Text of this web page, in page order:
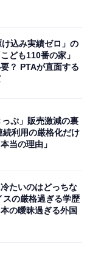
ニュース」の記
ただけます。
込み実績ゼロ」の
ども110番の家」
？ PTAが直面する
っぷ」販売激減の裏
続利用の厳格化だけ
当の理由」
冷たいのはどっちな
スの厳格過ぎる学歴
の曖昧過ぎる外国